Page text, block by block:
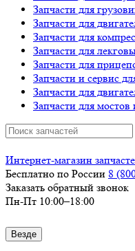
Запчасти для
Запчасти для
Запчасти для
Запчасти для
Запчасти для
Запчасти и сервис
Запчасти для
Запчасти для
Интернет-магазин
Бесплатно по России 8
Заказать обратный звонок
Пн-Пт 10:00–18:00
Везде